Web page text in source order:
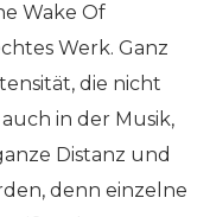
Wake Of
Werk. Ganz
die nicht
in der Musik,
Distanz und
denn einzelne